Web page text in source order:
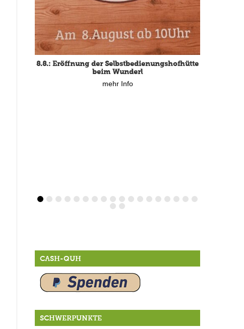
8.8.: Eröffnung der Selbstbedienungshofhütte
beim Wunderl
mehr Info
CASH-QUH
SCHWERPUNKTE